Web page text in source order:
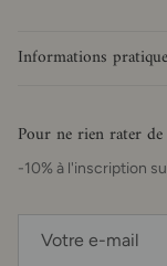
Informations
Pour ne rien rater
-10% à l'inscription